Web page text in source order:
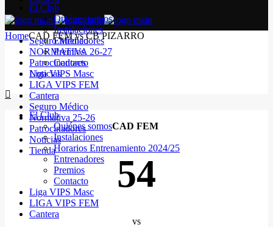
Seguro Médico
NORMATIVA 26-27
Patrocinadores
Noticias
El Club
Quiénes somos
Instalaciones
Horarios Entrenamiento 2024/25
Entrenadores
Premios
Contacto
Liga VIPS Masc
LIGA VIPS FEM
Cantera
El Club
Quiénes somos
Instalaciones
Entrenadores
Premios
Contacto
Liga VIPS Masc
LIGA VIPS FEM
Cantera
Seguro Médico
Normativa 25-26
Patrocinadores
Noticias
Tienda
HomeCAD FEM vs CB PIZARRO
CAD FEM
54
vs